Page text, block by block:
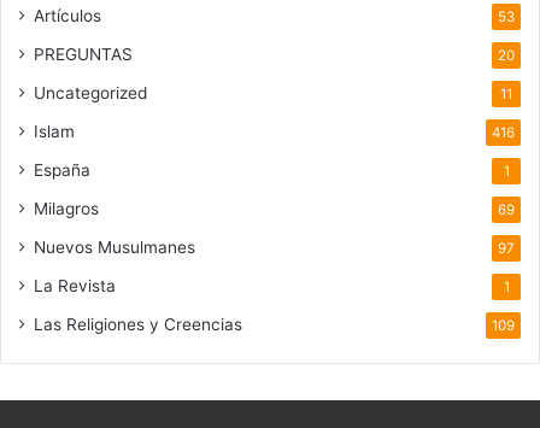
Artículos 53
PREGUNTAS 20
Uncategorized 11
Islam 416
España 1
Milagros 69
Nuevos Musulmanes 97
La Revista 1
Las Religiones y Creencias 109